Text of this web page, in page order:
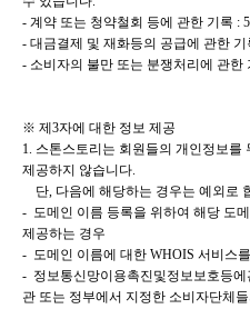
- 계약 또는 청약철회 등에 관한 기록 :
- 대금결제 및 재화등의 공급에 관한 기
- 소비자의 불만 또는 분쟁처리에 관한
※ 제3자에 대한 정보 제공
1. 스톤스토리는 회원들의 개인정보를
제공하지 않습니다.
단, 다음에 해당하는 경우는 예외로
- 도메인 이름 등록을 위하여 해당 도
제공하는 경우
- 도메인 이름에 대한 WHOIS 서비스
- 정보통신망이용촉진및정보보호등에
관 또는 정부에서 지정한 소비자단체들